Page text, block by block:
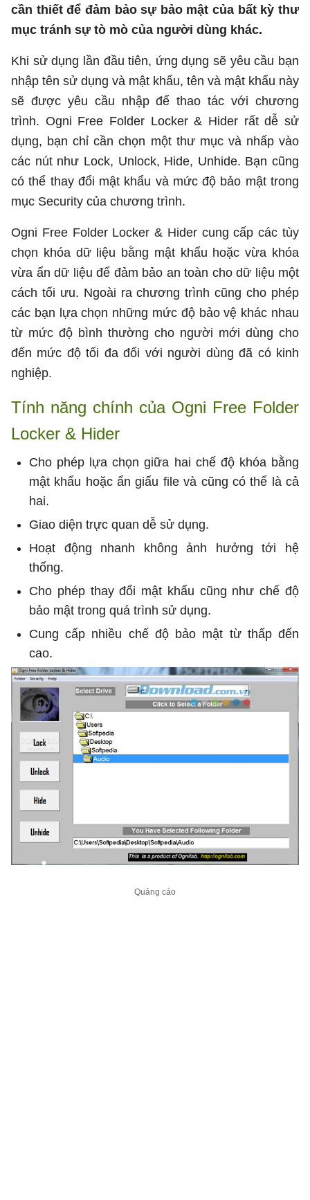
cần thiết để đảm bảo sự bảo mật của bất kỳ thư
mục tránh sự tò mò của người dùng khác.
Khi sử dụng lần đầu tiên, ứng dụng sẽ yêu cầu bạn
nhập tên sử dụng và mật khẩu, tên và mật khẩu này
sẽ được yêu cầu nhập để thao tác với chương
trình. Ogni Free Folder Locker & Hider rất dễ sử
dụng, bạn chỉ cần chọn một thư mục và nhấp vào
các nút như Lock, Unlock, Hide, Unhide. Bạn cũng
có thể thay đổi mật khẩu và mức độ bảo mật trong
mục Security của chương trình.
Ogni Free Folder Locker & Hider cung cấp các tùy
chọn khóa dữ liệu bằng mật khẩu hoặc vừa khóa
vừa ẩn dữ liệu để đảm bảo an toàn cho dữ liệu một
cách tối ưu. Ngoài ra chương trình cũng cho phép
các bạn lựa chọn những mức độ bảo vệ khác nhau
từ mức độ bình thường cho người mới dùng cho
đến mức độ tối đa đối với người dùng đã có kinh
nghiệp.
Tính năng chính của Ogni Free Folder
Locker & Hider
Cho phép lựa chọn giữa hai chế độ khóa bằng
mật khẩu hoặc ẩn giấu file và cũng có thể là cả
hai.
Giao diện trực quan dễ sử dụng.
Hoạt động nhanh không ảnh hưởng tới hệ
thống.
Cho phép thay đổi mật khẩu cũng như chế độ
bảo mật trong quá trình sử dụng.
Cung cấp nhiều chế độ bảo mật từ thấp đến
cao.